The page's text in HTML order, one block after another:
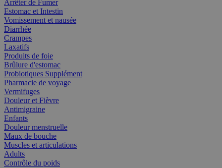
Arrêter de Fumer
Estomac et Intestin
Vomissement et nausée
Diarrhée
Crampes
Laxatifs
Produits de foie
Brûlure d'estomac
Probiotiques Supplément
Pharmacie de voyage
Vermifuges
Douleur et Fièvre
Antimigraine
Enfants
Douleur menstruelle
Maux de bouche
Muscles et articulations
Adults
Contrôle du poids